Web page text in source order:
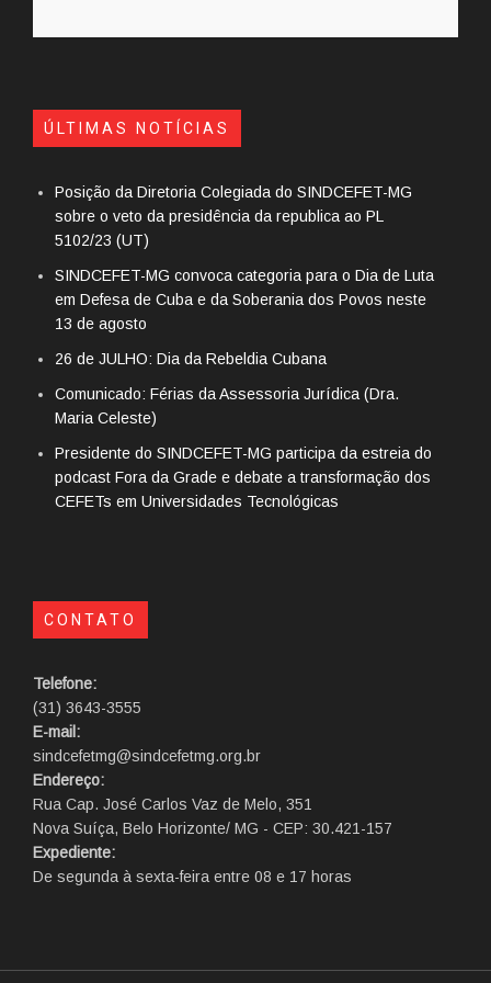
ÚLTIMAS NOTÍCIAS
Posição da Diretoria Colegiada do SINDCEFET-MG
sobre o veto da presidência da republica ao PL
5102/23 (UT)
SINDCEFET-MG convoca categoria para o Dia de Luta
em Defesa de Cuba e da Soberania dos Povos neste
13 de agosto
26 de JULHO: Dia da Rebeldia Cubana
Comunicado: Férias da Assessoria Jurídica (Dra.
Maria Celeste)
Presidente do SINDCEFET-MG participa da estreia do
podcast Fora da Grade e debate a transformação dos
CEFETs em Universidades Tecnológicas
CONTATO
Telefone:
(31) 3643-3555
E-mail:
sindcefetmg@sindcefetmg.org.br
Endereço:
Rua Cap. José Carlos Vaz de Melo, 351
Nova Suíça, Belo Horizonte/ MG - CEP: 30.421-157
Expediente:
De segunda à sexta-feira entre 08 e 17 horas